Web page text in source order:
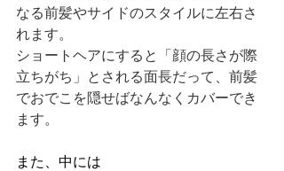
なる前髪やサイドのスタイルに左右さ
れます。
ショートヘアにすると「顔の長さが際
立ちがち」とされる面長だって、前髪
でおでこを隠せばなんなくカバーでき
ます。
また、中には